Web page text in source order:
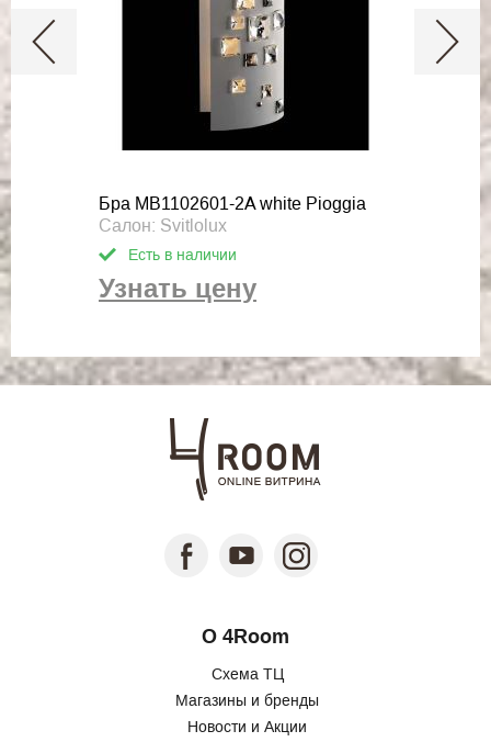
Бра MB1102601-2A white Pioggia
Салон: Svitlolux
Есть в наличии
Узнать цену
О 4Room
Схема ТЦ
Магазины и бренды
Новости и Акции